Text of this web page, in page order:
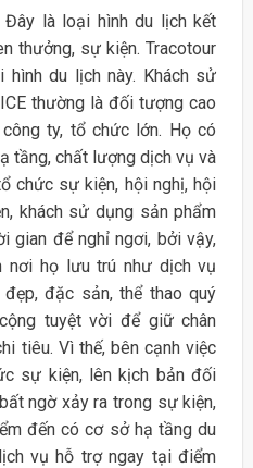
Đây là loại hình du lịch kết
thưởng, sự kiện. Tracotour
du lịch này. Khách sử
thường là đối tượng cao
ty, tổ chức lớn. Họ có
tầng, chất lượng dịch vụ và
chức sự kiện, hội nghị, hội
khách sử dụng sản phẩm
gian để nghỉ ngơi, bởi vậy,
nơi họ lưu trú như dịch vụ
đặc sản, thể thao quý
tuyệt vời để giữ chân
tiêu. Vì thế, bên cạnh việc
sự kiện, lên kịch bản đối
ngờ xảy ra trong sự kiện,
đến có cơ sở hạ tầng du
vụ hỗ trợ ngay tại điểm